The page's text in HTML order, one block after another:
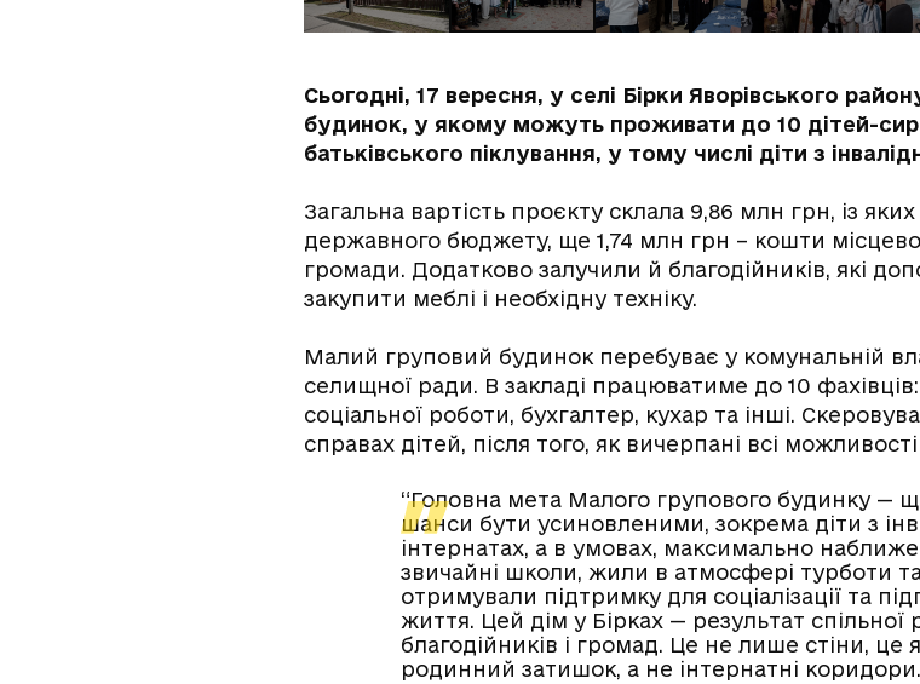
Сьогодні, 17 вересня, у селі Бірки Яворівського
будинок, у якому можуть проживати до 10 дітей-
батьківського піклування, у тому числі діти з
Загальна вартість проєкту склала 9,86 млн грн, із
державного бюджету, ще 1,74 млн грн – кошти
громади. Додатково залучили й благодійників, які
закупити меблі і необхідну техніку.
Малий груповий будинок перебуває у комунальній
селищної ради. В закладі працюватиме до 10 фахівців:
соціальної роботи, бухгалтер, кухар та інші.
справах дітей, після того, як вичерпані всі
“Головна мета Малого групового будинку —
шанси бути усиновленими, зокрема діти з
інтернатах, а в умовах, максимально
звичайні школи, жили в атмосфері турботи
отримували підтримку для соціалізації та
життя. Цей дім у Бірках — результат
благодійників і громад. Це не лише стіни,
родинний затишок, а не інтернатні коридори.